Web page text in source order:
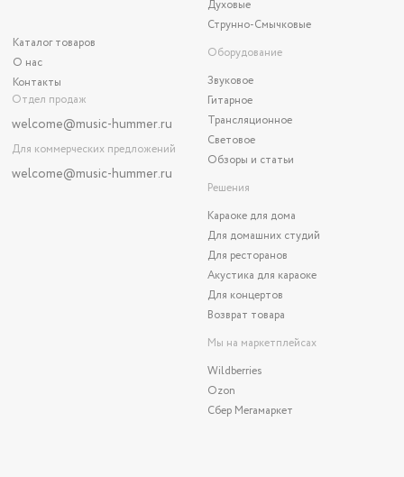
Каталог товаров
О нас
Контакты
Отдел продаж
welcome@music-hummer.ru
Для коммерческих предложений
welcome@music-hummer.ru
Духовые
Струнно-Смычковые
Оборудование
Звуковое
Гитарное
Трансляционное
Световое
Обзоры и статьи
Решения
Караоке для дома
Для домашних студий
Для ресторанов
Акустика для караоке
Для концертов
Возврат товара
Мы на маркетплейсах
Wildberries
Ozon
Сбер Мегамаркет